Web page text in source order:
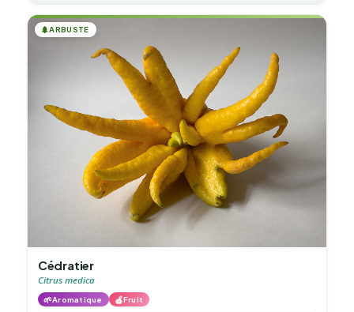
🌲ARBUSTE
Cédratier
Citrus medica
🌱Aromatique 🍎Fruit